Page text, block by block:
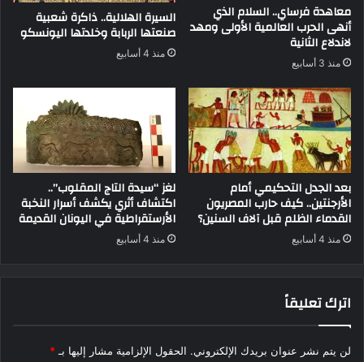
معاهدة فرساي.. السلام الذي
أنهى الحرب العالمية الأولى ومهد
لاندلاع الثانية
منذ 3 أسابيع
السيرة الهلالية.. ذاكرة شعبية
صنعتها الربابة وخلدتها اليونسكو
منذ 4 أسابيع
بعد الجدل التحكيمي أمام
الأرجنتين.. كيف حارب المصريون
القدماء الظلم قبل آلاف السنين؟
منذ 4 أسابيع
لغز “سيدة التاج المقلوب”..
اكتشاف أثري يكشف أسرار النخبة
الأرستقراطية في اليونان القديمة
منذ 4 أسابيع
اترك تعليقاً
لن يتم نشر عنوان بريدك الإلكتروني. الحقول الإلزامية مشار إليها بـ *